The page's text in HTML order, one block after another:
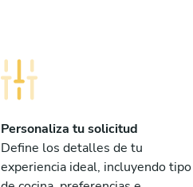
Personaliza tu solicitud
Define los detalles de tu
experiencia ideal, incluyendo tipo